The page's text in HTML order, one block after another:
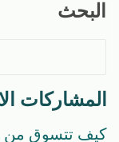
البحث
المشاركات
كيف تتسوق من